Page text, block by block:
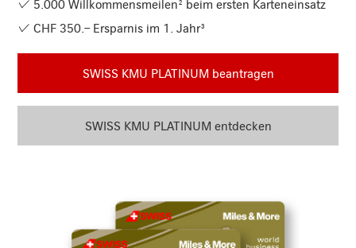
5.000 Willkommensmeilen² beim ersten Karteneinsatz
CHF 350.– Ersparnis im 1. Jahr³
SWISS KMU PLATINUM beantragen
SWISS KMU PLATINUM entdecken